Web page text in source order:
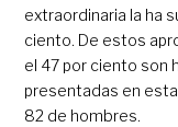
extraordinaria la ha
ciento. De estos
el 47 por ciento son
presentadas en
82 de hombres.